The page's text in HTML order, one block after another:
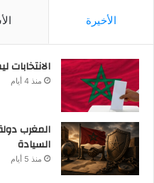
الأخيرة
منذ 4 أيام
المغرب
السيادة
منذ 5 أيام